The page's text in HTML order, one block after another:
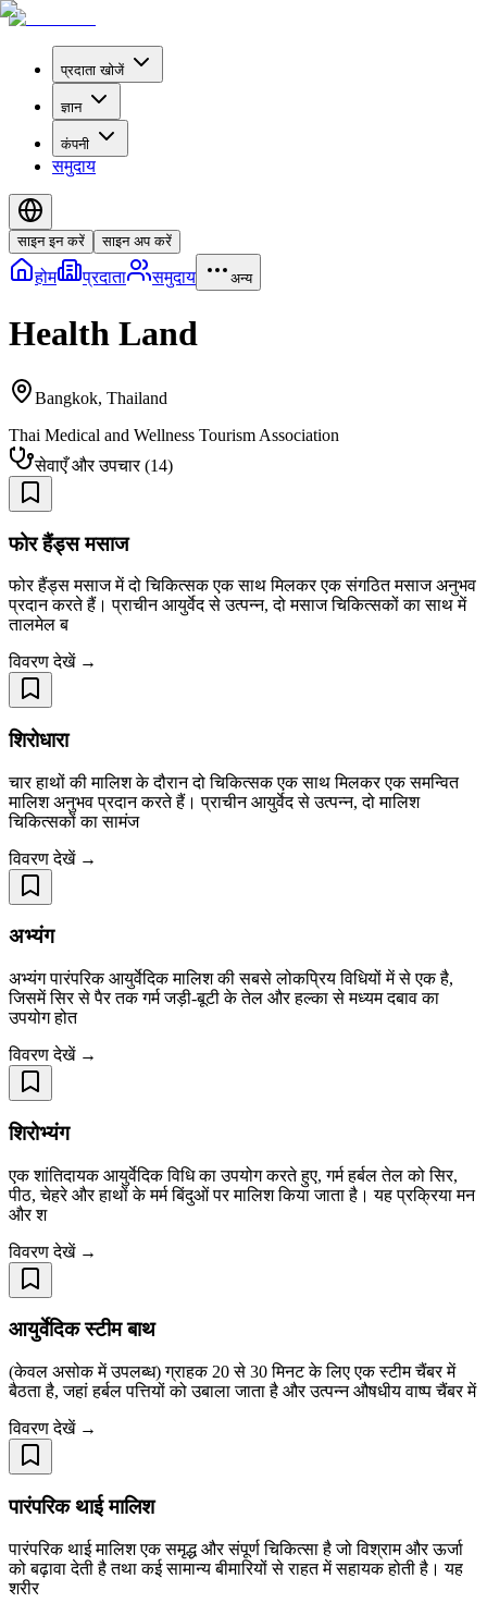
प्रदाता खोजें
ज्ञान
कंपनी
समुदाय
साइन इन करें साइन अप करें
होम प्रदाता समुदाय अन्य
Health Land
Bangkok, Thailand
Thai Medical and Wellness Tourism Association
सेवाएँ और उपचार(14)
फोर हैंड्स मसाज
फोर हैंड्स मसाज में दो चिकित्सक एक साथ मिलकर एक संगठित मसाज अनुभव
प्रदान करते हैं। प्राचीन आयुर्वेद से उत्पन्न, दो मसाज चिकित्सकों का साथ में
तालमेल ब
विवरण देखें →
शिरोधारा
चार हाथों की मालिश के दौरान दो चिकित्सक एक साथ मिलकर एक समन्वित
मालिश अनुभव प्रदान करते हैं। प्राचीन आयुर्वेद से उत्पन्न, दो मालिश
चिकित्सकों का सामंज
विवरण देखें →
अभ्यंग
अभ्यंग पारंपरिक आयुर्वेदिक मालिश की सबसे लोकप्रिय विधियों में से एक है,
जिसमें सिर से पैर तक गर्म जड़ी-बूटी के तेल और हल्का से मध्यम दबाव का
उपयोग होत
विवरण देखें →
शिरोभ्यंग
एक शांतिदायक आयुर्वेदिक विधि का उपयोग करते हुए, गर्म हर्बल तेल को सिर,
पीठ, चेहरे और हाथों के मर्म बिंदुओं पर मालिश किया जाता है। यह प्रक्रिया मन
और श
विवरण देखें →
आयुर्वेदिक स्टीम बाथ
(केवल असोक में उपलब्ध) ग्राहक 20 से 30 मिनट के लिए एक स्टीम चैंबर में
बैठता है, जहां हर्बल पत्तियों को उबाला जाता है और उत्पन्न औषधीय वाष्प चैंबर में
विवरण देखें →
पारंपरिक थाई मालिश
पारंपरिक थाई मालिश एक समृद्ध और संपूर्ण चिकित्सा है जो विश्राम और ऊर्जा
को बढ़ावा देती है तथा कई सामान्य बीमारियों से राहत में सहायक होती है। यह
शरीर